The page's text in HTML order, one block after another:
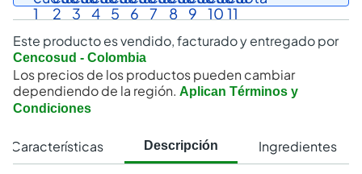
Este producto es vendido, facturado y entregado por
Cencosud - Colombia
Los precios de los productos pueden cambiar
dependiendo de la región. Aplican Términos y
Condiciones
Características Descripción Ingredientes